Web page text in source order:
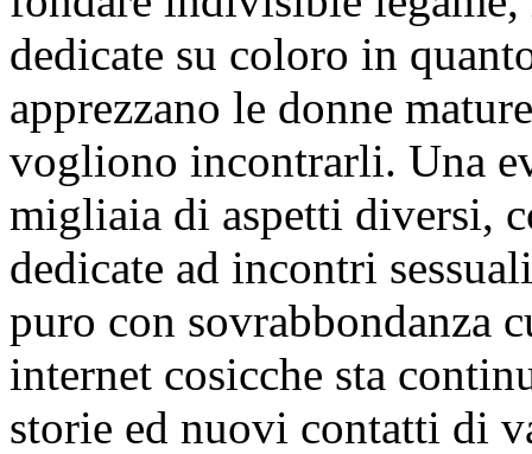
dedicate su coloro in
apprezzano le donne
vogliono incontrarli. Una
migliaia di aspetti diversi,
dedicate ad incontri
puro con sovrabbondanza
internet cosicche sta
storie ed nuovi contatti di